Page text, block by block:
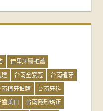
佳里牙醫推薦
建 台南全瓷冠
台南植牙
南植牙推薦
台南牙科
美白
台南隱形矯正